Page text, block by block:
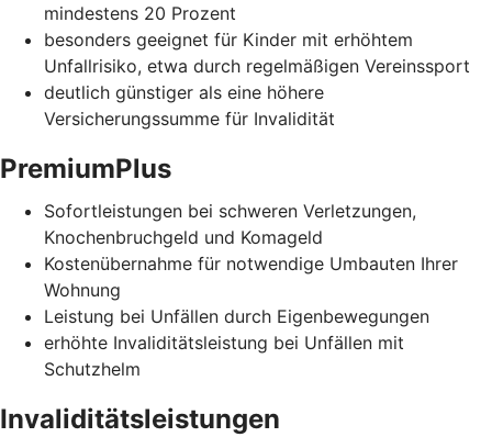
mindestens 20 Prozent
besonders geeignet für Kinder mit erhöhtem
Unfallrisiko, etwa durch regelmäßigen Vereinssport
deutlich günstiger als eine höhere
Versicherungssumme für Invalidität
PremiumPlus
Sofortleistungen bei schweren Verletzungen,
Knochenbruchgeld und Komageld
Kostenübernahme für notwendige Umbauten Ihrer
Wohnung
Leistung bei Unfällen durch Eigenbewegungen
erhöhte Invaliditätsleistung bei Unfällen mit
Schutzhelm
Invaliditätsleistungen